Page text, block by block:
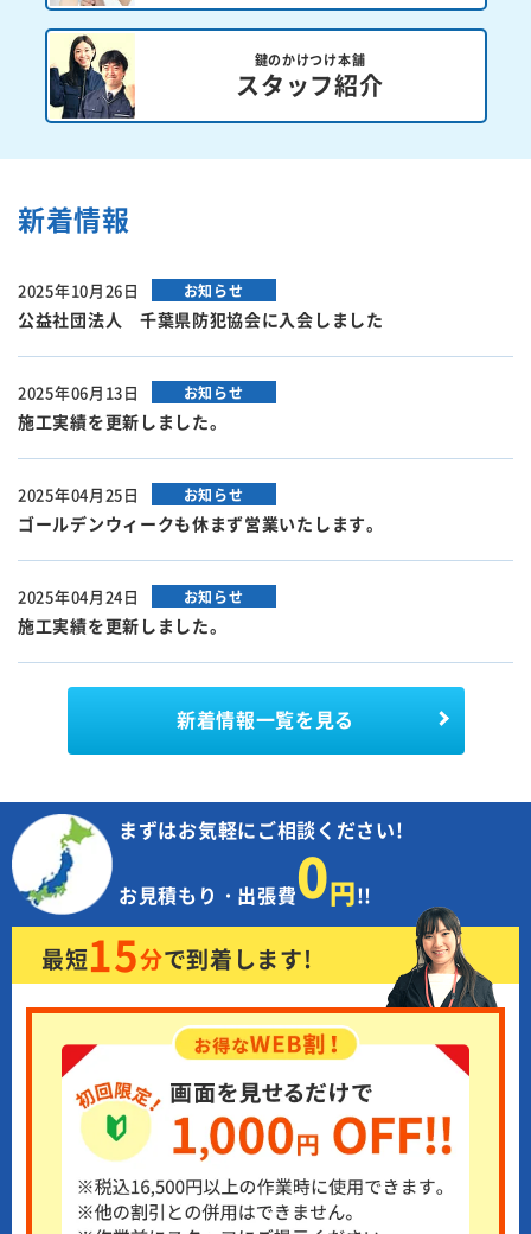
鍵のかけつけ本舗
スタッフ紹介
新着情報
2025年10月26日 お知らせ
公益社団法人 千葉県防犯協会に入会しました
2025年06月13日 お知らせ
施工実績を更新しました。
2025年04月25日 お知らせ
ゴールデンウィークも休まず営業いたします。
2025年04月24日 お知らせ
施工実績を更新しました。
新着情報一覧を見る
まずはお気軽にご相談ください!
お見積もり・出張費0円!!
最短15分で到着します!